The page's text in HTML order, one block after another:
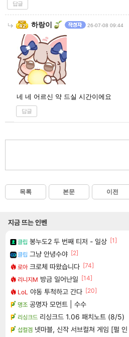
답글
하랑이 26-07-08 09:44
네 네 어르신 약 드실 시간이에요
답글
목록 본문 이전
지금 뜨는 인벤
클립 봉누도2 두 번째 티저 - 일상 [1]
클립 그냥 안녕수야 [2]
로아 크로체 따왔습니다 [74]
리니지M 방금 일어난일 [14]
LoL 야동 투척하고 간다 [20]
명조 공명자 모먼트 | 수수
리싱크드 리싱크드 1.06 패치노트 (8/5)
섭컬겜 넷마블, 신작 서브컬쳐 게임 [펄